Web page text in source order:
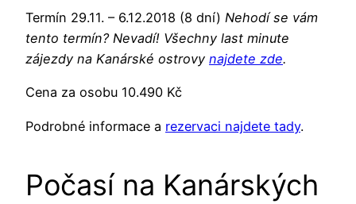
Termín 29.11. – 6.12.2018 (8 dní) Nehodí se vám
tento termín? Nevadí! Všechny last minute
zájezdy na Kanárské ostrovy najdete zde.
Cena za osobu 10.490 Kč
Podrobné informace a rezervaci najdete tady.
Počasí na Kanárských